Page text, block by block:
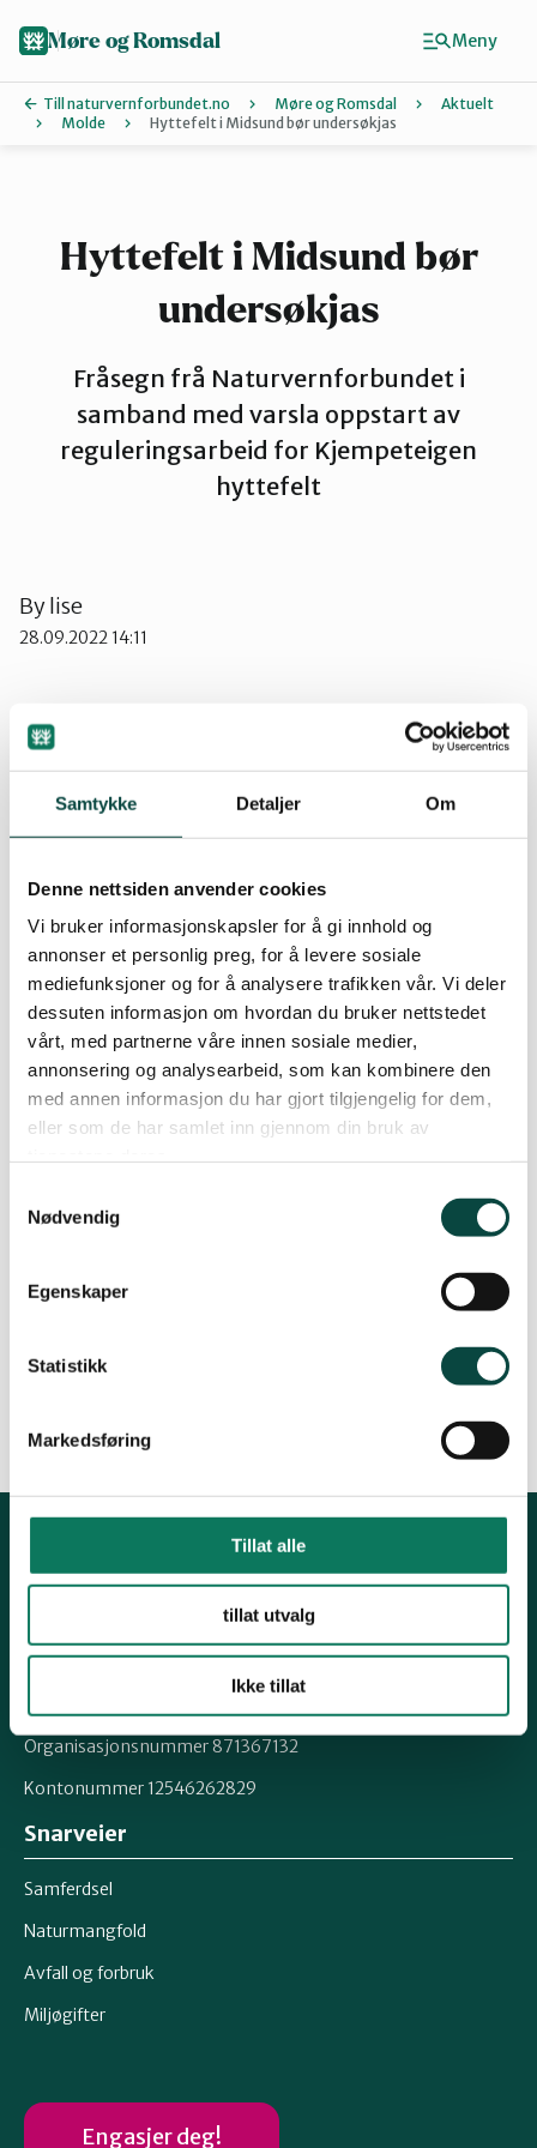
Samtykke Detaljer Om
Denne nettsiden anvender cookies
Vi bruker informasjonskapsler for å gi innhold og
annonser et personlig preg, for å levere sosiale
mediefunksjoner og for å analysere trafikken vår. Vi deler
dessuten informasjon om hvordan du bruker nettstedet
vårt, med partnerne våre innen sosiale medier,
annonsering og analysearbeid, som kan kombinere den
med annen informasjon du har gjort tilgjengelig for dem,
eller som de har samlet inn gjennom din bruk av
Nødvendig
Egenskaper
Statistikk
Markedsføring
Tillat alle
tillat utvalg
Ikke tillat
Kristiansund og Averøy
Møre og Romsdal
Till naturvernforbundet.no Møre og Romsdal
Aktuelt
Molde
Hyttefelt i Midsund bør undersøkjas
Hyttefelt i Midsund bør
undersøkjas
Fråsegn frå Naturvernforbundet i
samband med varsla oppstart av
reguleringsarbeid for Kjempeteigen
hyttefelt
Bylise
28.09.2022 14:11
Naturvernforbundet stiller spørsmål ved om
området blir undersøkt av biolog som del av
I samband med arbeidet med Kjempeteigen
hyttefelt, har Naturvernforbundet også sett
nærare på planane om Ræstadhagen hyttefelt.
pdf · 129 KB
Spørsmål til kommunen Ræstad og nml
pdf · 310 KB
Kontakt fylkeslaget
Fylkessekretær, Øystein Folden
Telefon: 91812542
Organisasjonsnummer 871367132
Kontonummer 12546262829
Snarveier
Samferdsel
Naturmangfold
Avfall og forbruk
Miljøgifter
Engasjer deg!